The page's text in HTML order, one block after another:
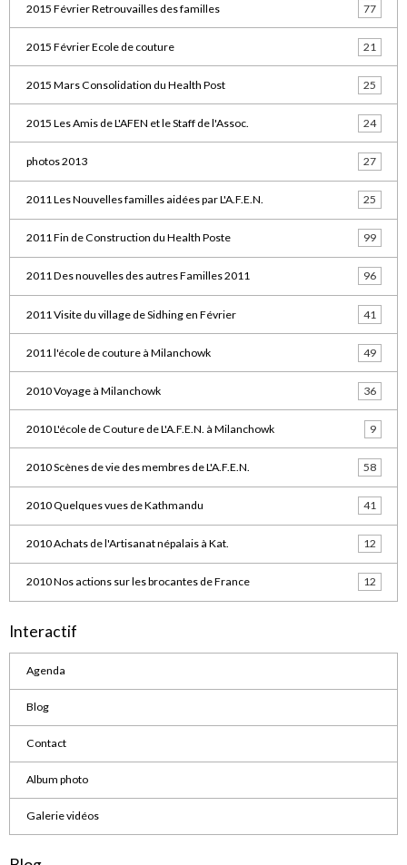
2015 Février Retrouvailles des familles 77
2015 Février Ecole de couture 21
2015 Mars Consolidation du Health Post 25
2015 Les Amis de L'AFEN et le Staff de l'Assoc. 24
photos 2013 27
2011 Les Nouvelles familles aidées par L'A.F.E.N. 25
2011 Fin de Construction du Health Poste 99
2011 Des nouvelles des autres Familles 2011 96
2011 Visite du village de Sidhing en Février 41
2011 l'école de couture à Milanchowk 49
2010 Voyage à Milanchowk 36
2010 L'école de Couture de L'A.F.E.N. à Milanchowk 9
2010 Scènes de vie des membres de L'A.F.E.N. 58
2010 Quelques vues de Kathmandu 41
2010 Achats de l'Artisanat népalais à Kat. 12
2010 Nos actions sur les brocantes de France 12
Interactif
Agenda
Blog
Contact
Album photo
Galerie vidéos